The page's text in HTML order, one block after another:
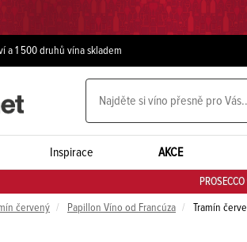
a 1 500 druhů vína skladem
Inspirace AKCE
červený Papillon Víno od Francúza Tramín